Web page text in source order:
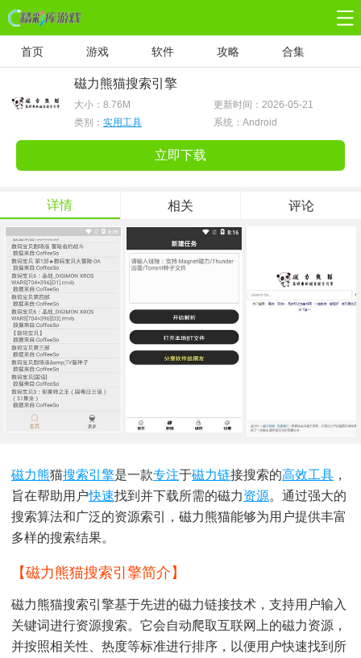
首页 游戏 软件 攻略 合集
磁力熊猫搜索引擎
大小： 8.76M
更新时间：2026-05-21
类别： 实用工具 系统：Android
立即下载
详情 相关 评论
磁力熊猫搜索引擎是一款专注于磁力链接搜索的高效工具 ，
旨在帮助用户快速找到并下载所需的磁力资源。通过强大的
搜索算法和广泛的资源索引，磁力熊猫能够为用户提供丰富
多样的搜索结果。
【磁力熊猫搜索引擎简介】
磁力熊猫搜索引擎基于先进的磁力链接技术，支持用户输入
关键词进行资源搜索。它会自动爬取互联网上的磁力资源，
并按照相关性、热度等标准进行排序，以便用户快速找到所